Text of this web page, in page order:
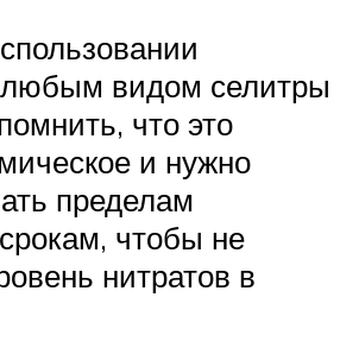
видом селитры
что это
и нужно
пределам
чтобы не
нитратов в